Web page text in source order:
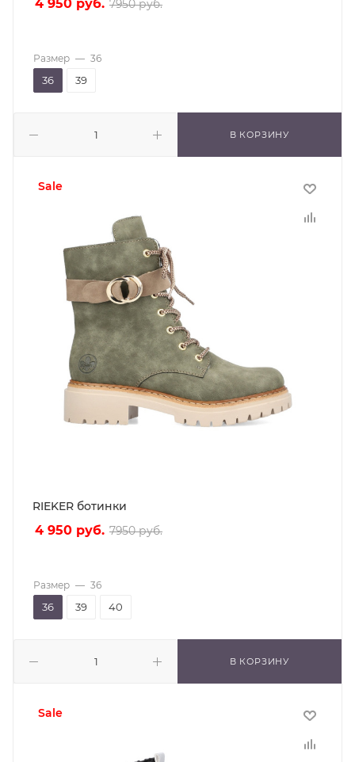
4 950 руб. 7950руб.
В КОРЗИНУ
Размер — 36
36 39
sale
RIEKER ботинки
4 950 руб. 7950руб.
В КОРЗИНУ
Размер — 36
36 39 40
sale